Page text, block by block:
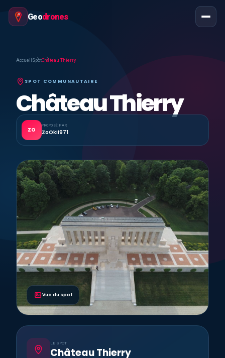
Geodrones
Accueil SpotChâteau Thierry
SPOT COMMUNAUTAIRE
Château Thierry
ZO
PROPOSÉ PAR
ZoOkii971
Vue du spot
LE SPOT
Château Thierry